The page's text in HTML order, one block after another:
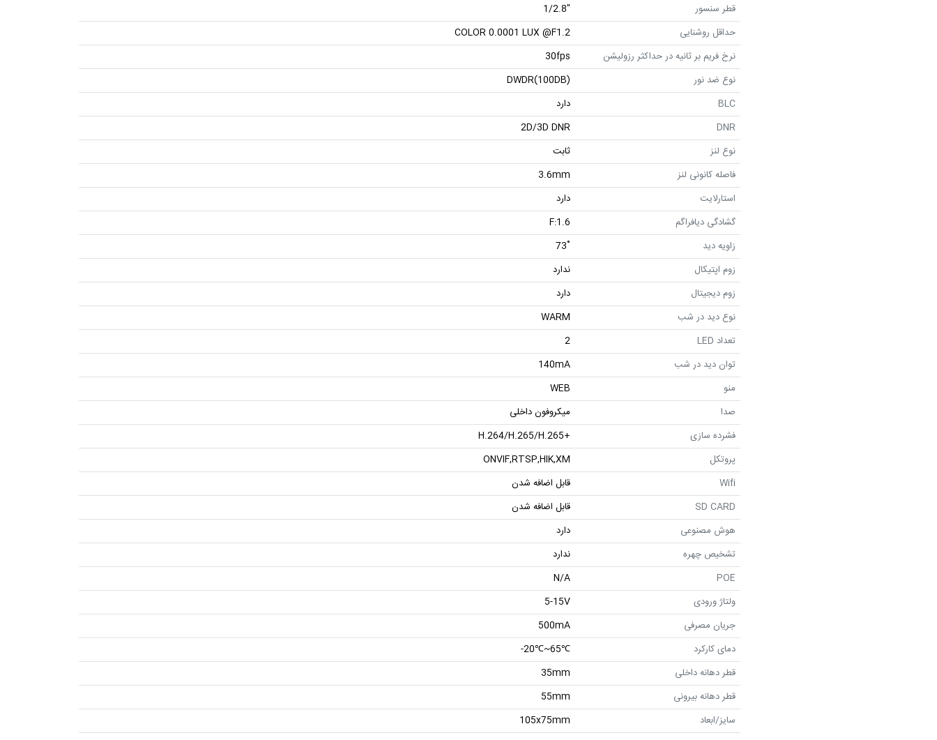
قطر سنسور
"1/2.8
حداقل روشنایی
COLOR 0.0001 LUX @F1.2
نرخ فریم بر ثانیه در حداکثر رزولیشن
30fps
نوع ضد نور
DWDR(100DB)
BLC
دارد
DNR
2D/3D DNR
نوع لنز
ثابت
فاصله کانونی لنز
3.6mm
استارلایت
دارد
گشادگی دیافراگم
F:1.6
زاویه دید
˚73
زوم اپتیکال
ندارد
زوم دیجیتال
دارد
نوع دید در شب
WARM
تعداد LED
2
توان دید در شب
140mA
منو
WEB
صدا
میکروفون داخلی
فشرده سازی
+H.264/H.265/H.265
پروتکل
ONVIF,RTSP,HIK,XM
Wifi
قابل اضافه شدن
SD CARD
قابل اضافه شدن
هوش مصنوعی
دارد
تشخیص چهره
ندارد
POE
N/A
ولتاژ ورودی
5-15V
جریان مصرفی
500mA
دمای کارکرد
℃65~℃20-
قطر دهانه داخلی
35mm
قطر دهانه بیرونی
55mm
سایز/ابعاد
105x75mm